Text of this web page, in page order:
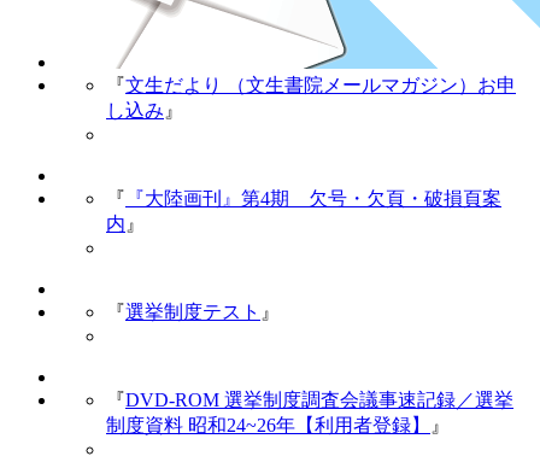
『文生だより （文生書院メールマガジン）お申
し込み 』
『 『大陸画刊』第4期 欠号・欠頁・破損頁案
内 』
『選挙制度テスト 』
『DVD-ROM 選挙制度調査会議事速記録／選挙
制度資料 昭和24~26年【利用者登録】
』